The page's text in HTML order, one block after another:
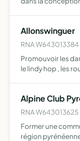
Allonswinguer
RNA W643013384
Promouvoir les
le lindy hop , les
Alpine Club
RNA W643013625
Former une
région